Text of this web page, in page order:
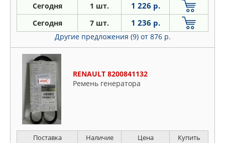
Сегодня 1 шт. 1 226 р.
Сегодня 7 шт. 1 236 р.
Другие предложения (9) от 876 р.
RENAULT 8200841132
Ремень генератора
Поставка Наличие Цена Купить